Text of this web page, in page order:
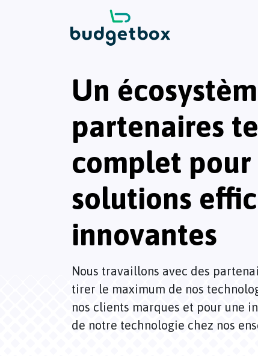
Un
partenaires
complet pour
solutions
innovantes
Nous travaillons avec des
tirer le maximum de nos
nos clients marques et pour une
de notre technologie chez nos